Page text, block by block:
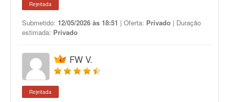
Rejeitada
Submetido: 12/05/2026 às 18:51 | Oferta: Privado | Duração
estimada: Privado
FW V.
Rejeitada